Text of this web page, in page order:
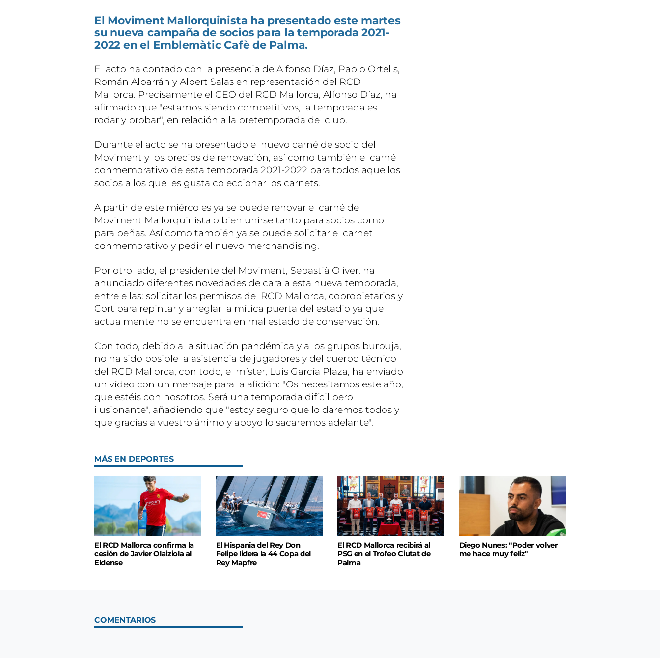
El Moviment Mallorquinista ha presentado este martes
su nueva campaña de socios para la temporada 2021-
2022 en el Emblemàtic Cafè de Palma.
El acto ha contado con la presencia de Alfonso Díaz, Pablo Ortells,
Román Albarrán y Albert Salas en representación del RCD
Mallorca. Precisamente el CEO del RCD Mallorca, Alfonso Díaz, ha
afirmado que "estamos siendo competitivos, la temporada es
rodar y probar", en relación a la pretemporada del club.
Durante el acto se ha presentado el nuevo carné de socio del
Moviment y los precios de renovación, así como también el carné
conmemorativo de esta temporada 2021-2022 para todos aquellos
socios a los que les gusta coleccionar los carnets.
A partir de este miércoles ya se puede renovar el carné del
Moviment Mallorquinista o bien unirse tanto para socios como
para peñas. Así como también ya se puede solicitar el carnet
conmemorativo y pedir el nuevo merchandising.
Por otro lado, el presidente del Moviment, Sebastià Oliver, ha
anunciado diferentes novedades de cara a esta nueva temporada,
entre ellas: solicitar los permisos del RCD Mallorca, copropietarios y
Cort para repintar y arreglar la mítica puerta del estadio ya que
actualmente no se encuentra en mal estado de conservación.
Con todo, debido a la situación pandémica y a los grupos burbuja,
no ha sido posible la asistencia de jugadores y del cuerpo técnico
del RCD Mallorca, con todo, el míster, Luis García Plaza, ha enviado
un vídeo con un mensaje para la afición: "Os necesitamos este año,
que estéis con nosotros. Será una temporada difícil pero
ilusionante", añadiendo que "estoy seguro que lo daremos todos y
que gracias a vuestro ánimo y apoyo lo sacaremos adelante".
MÁS EN DEPORTES
El RCD Mallorca confirma la
cesión de Javier Olaiziola al
Eldense
El Hispania del Rey Don
Felipe lidera la 44 Copa del
Rey Mapfre
El RCD Mallorca recibirá al
PSG en el Trofeo Ciutat de
Palma
Diego Nunes: "Poder volver
me hace muy feliz"
COMENTARIOS